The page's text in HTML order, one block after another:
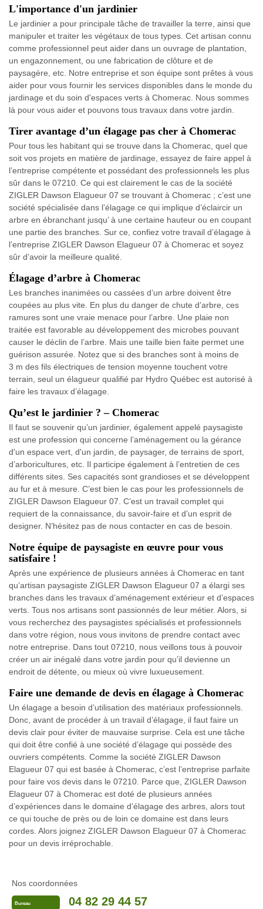
L'importance d'un jardinier
Le jardinier a pour principale tâche de travailler la terre, ainsi que
manipuler et traiter les végétaux de tous types. Cet artisan connu
comme professionnel peut aider dans un ouvrage de plantation,
un engazonnement, ou une fabrication de clôture et de
paysagère, etc. Notre entreprise et son équipe sont prêtes à vous
aider pour vous fournir les services disponibles dans le monde du
jardinage et du soin d'espaces verts à Chomerac. Nous sommes
là pour vous aider et pouvons tous travaux dans votre jardin.
Tirer avantage d’un élagage pas cher à Chomerac
Pour tous les habitant qui se trouve dans la Chomerac, quel que
soit vos projets en matière de jardinage, essayez de faire appel à
l’entreprise compétente et possédant des professionnels les plus
sûr dans le 07210. Ce qui est clairement le cas de la société
ZIGLER Dawson Elagueur 07 se trouvant à Chomerac ; c’est une
société spécialisée dans l’élagage ce qui implique d’éclaircir un
arbre en ébranchant jusqu’ à une certaine hauteur ou en coupant
une partie des branches. Sur ce, confiez votre travail d’élagage à
l’entreprise ZIGLER Dawson Elagueur 07 à Chomerac et soyez
sûr d’avoir la meilleure qualité.
Élagage d’arbre à Chomerac
Les branches inanimées ou cassées d’un arbre doivent être
coupées au plus vite. En plus du danger de chute d’arbre, ces
ramures sont une vraie menace pour l’arbre. Une plaie non
traitée est favorable au développement des microbes pouvant
causer le déclin de l’arbre. Mais une taille bien faite permet une
guérison assurée. Notez que si des branches sont à moins de
3 m des fils électriques de tension moyenne touchent votre
terrain, seul un élagueur qualifié par Hydro Québec est autorisé à
faire les travaux d’élagage.
Qu’est le jardinier ? – Chomerac
Il faut se souvenir qu’un jardinier, également appelé paysagiste
est une profession qui concerne l’aménagement ou la gérance
d'un espace vert, d'un jardin, de paysager, de terrains de sport,
d’arboricultures, etc. Il participe également à l’entretien de ces
différents sites. Ses capacités sont grandioses et se développent
au fur et à mesure. C’est bien le cas pour les professionnels de
ZIGLER Dawson Elagueur 07. C’est un travail complet qui
requiert de la connaissance, du savoir-faire et d’un esprit de
designer. N’hésitez pas de nous contacter en cas de besoin.
Notre équipe de paysagiste en œuvre pour vous
satisfaire !
Après une expérience de plusieurs années à Chomerac en tant
qu’artisan paysagiste ZIGLER Dawson Elagueur 07 a élargi ses
branches dans les travaux d’aménagement extérieur et d’espaces
verts. Tous nos artisans sont passionnés de leur métier. Alors, si
vous recherchez des paysagistes spécialisés et professionnels
dans votre région, nous vous invitons de prendre contact avec
notre entreprise. Dans tout 07210, nous veillons tous à pouvoir
créer un air inégalé dans votre jardin pour qu’il devienne un
endroit de détente, ou mieux où vivre luxueusement.
Faire une demande de devis en élagage à Chomerac
Un élagage a besoin d’utilisation des matériaux professionnels.
Donc, avant de procéder à un travail d’élagage, il faut faire un
devis clair pour éviter de mauvaise surprise. Cela est une tâche
qui doit être confié à une société d’élagage qui possède des
ouvriers compétents. Comme la société ZIGLER Dawson
Elagueur 07 qui est basée à Chomerac, c’est l’entreprise parfaite
pour faire vos devis dans le 07210. Parce que, ZIGLER Dawson
Elagueur 07 à Chomerac est doté de plusieurs années
d’expériences dans le domaine d’élagage des arbres, alors tout
ce qui touche de près ou de loin ce domaine est dans leurs
cordes. Alors joignez ZIGLER Dawson Elagueur 07 à Chomerac
pour un devis irréprochable.
Nos coordonnées
Bureau 04 82 29 44 57